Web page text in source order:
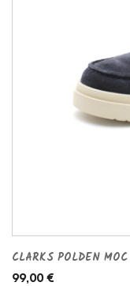
CLARKS POLDEN MOC
99,00 €